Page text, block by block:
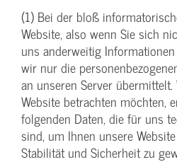
(1) Bei der bloß
Website, also wenn Sie sich
uns anderweitig
wir nur die
an unseren Server übermittelt.
Website betrachten möchten,
folgenden Daten, die für uns
sind, um Ihnen unsere
Stabilität und Sicherheit zu